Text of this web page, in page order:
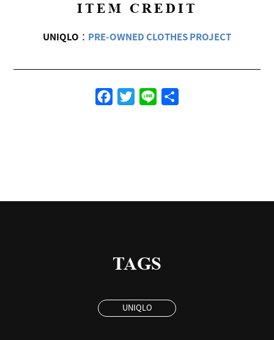
ITEM CREDIT
UNIQLO ： PRE-OWNED CLOTHES PROJECT
FacebookTwitterLine
TAGS
UNIQLO